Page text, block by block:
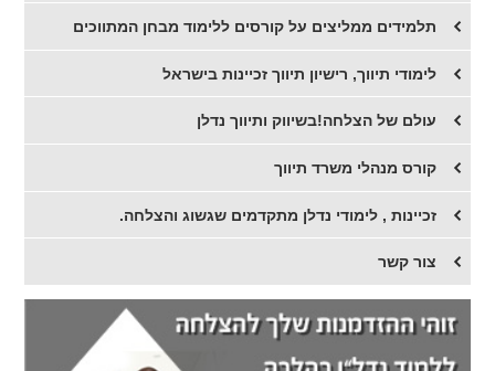
תלמידים ממליצים על קורסים ללימוד מבחן המתווכים
לימודי תיווך, רישיון תיווך זכיינות בישראל
עולם של הצלחה!בשיווק ותיווך נדלן
קורס מנהלי משרד תיווך
זכיינות , לימודי נדלן מתקדמים שגשוג והצלחה.
צור קשר